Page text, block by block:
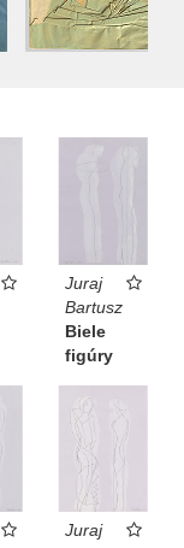
Juraj
Bartusz
Biele
figúry
Juraj